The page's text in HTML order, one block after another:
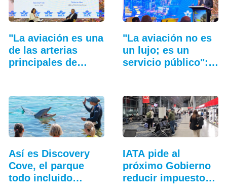
"La aviación es una
de las arterias
principales de…
"La aviación no es
un lujo; es un
servicio público":…
Así es Discovery
Cove, el parque
todo incluido
IATA pide al
próximo Gobierno
reducir impuestos